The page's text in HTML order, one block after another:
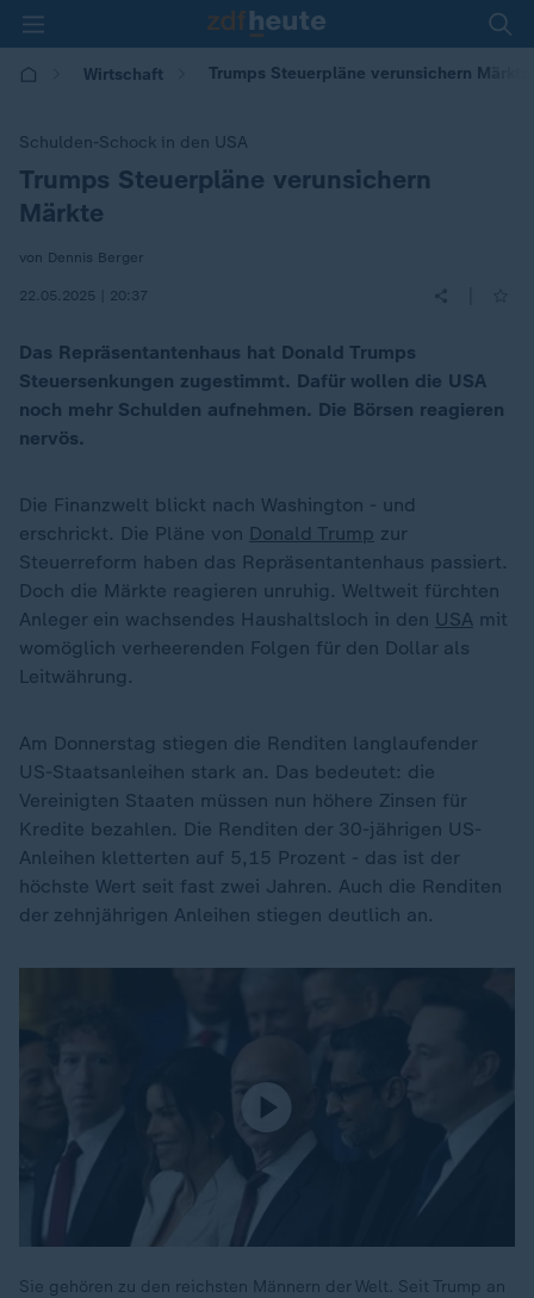
Wirtschaft Trumps Steuerpläne verunsichern
Schulden-Schock in den USA
:
Trumps Steuerpläne verunsichern
Märkte
von Dennis Berger
22.05.2025 | 20:37
Das Repräsentantenhaus hat Donald Trumps
Steuersenkungen zugestimmt. Dafür wollen die USA
noch mehr Schulden aufnehmen. Die Börsen reagieren
nervös.
Die Finanzwelt blickt nach Washington - und
erschrickt. Die Pläne von Donald Trump zur
Steuerreform haben das Repräsentantenhaus passiert.
Doch die Märkte reagieren unruhig. Weltweit fürchten
Anleger ein wachsendes Haushaltsloch in den USA mit
womöglich verheerenden Folgen für den Dollar als
Leitwährung.
Am Donnerstag stiegen die Renditen langlaufender
US-Staatsanleihen stark an. Das bedeutet: die
Vereinigten Staaten müssen nun höhere Zinsen für
Kredite bezahlen. Die Renditen der 30-jährigen US-
Anleihen kletterten auf 5,15 Prozent - das ist der
höchste Wert seit fast zwei Jahren. Auch die Renditen
der zehnjährigen Anleihen stiegen deutlich an.
Sie gehören zu den reichsten Männern der Welt. Seit Trump an